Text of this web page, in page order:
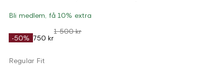
Bli medlem, få 10% extra
-50% 750 kr
1 500 kr
Regular Fit